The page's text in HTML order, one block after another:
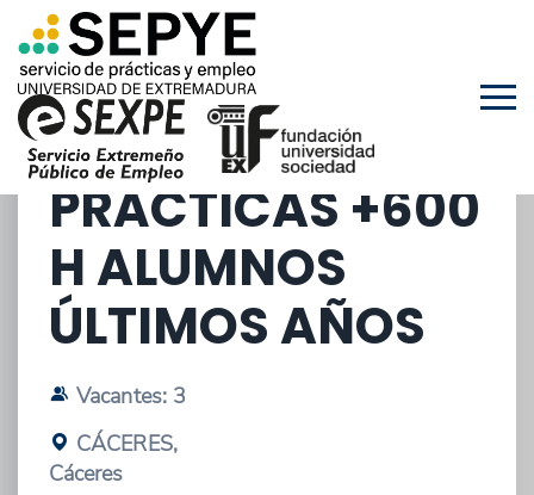
10/02/2026 - OFERTA DE PRÁCTICAS
EXTRACURRICULARES
PRÁCTICAS +600
H ALUMNOS
ÚLTIMOS AÑOS
Vacantes: 3
CÁCERES,
Cáceres